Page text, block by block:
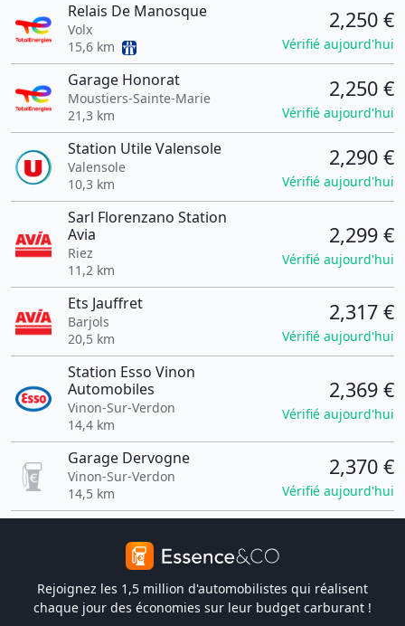
Relais De Manosque
Volx
15,6 km
2,250 €
Vérifié aujourd'hui
Garage Honorat
Moustiers-Sainte-Marie
21,3 km
2,250 €
Vérifié aujourd'hui
Station Utile Valensole
Valensole
10,3 km
2,290 €
Vérifié aujourd'hui
Sarl Florenzano Station
Avia
Riez
11,2 km
2,299 €
Vérifié aujourd'hui
Ets Jauffret
Barjols
20,5 km
2,317 €
Vérifié aujourd'hui
Station Esso Vinon
Automobiles
Vinon-Sur-Verdon
14,4 km
2,369 €
Vérifié aujourd'hui
Garage Dervogne
Vinon-Sur-Verdon
14,5 km
2,370 €
Vérifié aujourd'hui
Rejoignez les 1,5 million d'automobilistes qui réalisent
chaque jour des économies sur leur budget carburant !